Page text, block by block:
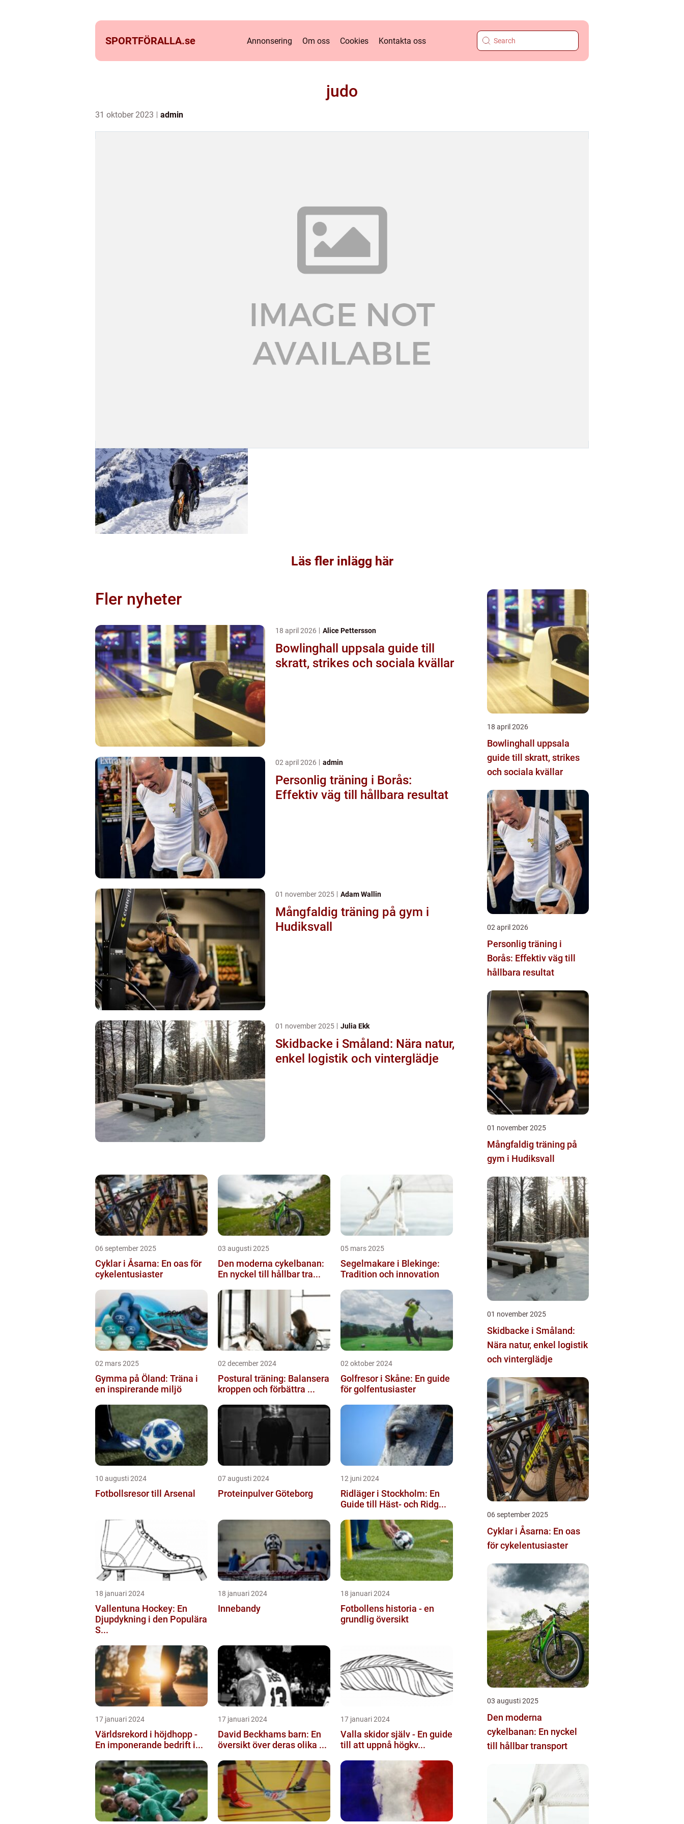
SPORTFÖRALLA.se Annonsering Om oss Cookies Kontakta oss
judo
31 oktober 2023 admin
Läs fler inlägg här
Fler nyheter
18 april 2026 Alice Pettersson
Bowlinghall uppsala guide till
skratt, strikes och sociala kvällar
02 april 2026 admin
Personlig träning i Borås:
Effektiv väg till hållbara resultat
01 november 2025 Adam Wallin
Mångfaldig träning på gym i
Hudiksvall
01 november 2025 Julia Ekk
Skidbacke i Småland: Nära natur,
enkel logistik och vinterglädje
06 september 2025
Cyklar i Åsarna: En oas för
cykelentusiaster
03 augusti 2025
Den moderna cykelbanan:
En nyckel till hållbar tra...
05 mars 2025
Segelmakare i Blekinge:
Tradition och innovation
02 mars 2025
Gymma på Öland: Träna i
en inspirerande miljö
02 december 2024
Postural träning: Balansera
kroppen och förbättra ...
02 oktober 2024
Golfresor i Skåne: En guide
för golfentusiaster
10 augusti 2024
Fotbollsresor till Arsenal
07 augusti 2024
Proteinpulver Göteborg
12 juni 2024
Ridläger i Stockholm: En
Guide till Häst- och Ridg...
18 januari 2024
Vallentuna Hockey: En
Djupdykning i den Populära
S...
18 januari 2024
Innebandy
18 januari 2024
Fotbollens historia - en
grundlig översikt
17 januari 2024
Världsrekord i höjdhopp -
En imponerande bedrift i...
17 januari 2024
David Beckhams barn: En
översikt över deras olika ...
17 januari 2024
Valla skidor själv - En guide
till att uppnå högkv...
18 april 2026
Bowlinghall uppsala
guide till skratt, strikes
och sociala kvällar
02 april 2026
Personlig träning i
Borås: Effektiv väg till
hållbara resultat
01 november 2025
Mångfaldig träning på
gym i Hudiksvall
01 november 2025
Skidbacke i Småland:
Nära natur, enkel logistik
och vinterglädje
06 september 2025
Cyklar i Åsarna: En oas
för cykelentusiaster
03 augusti 2025
Den moderna
cykelbanan: En nyckel
till hållbar transport